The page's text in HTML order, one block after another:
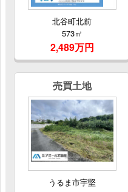
北谷町北前
573㎡
2,489万円
売買土地
うるま市宇堅